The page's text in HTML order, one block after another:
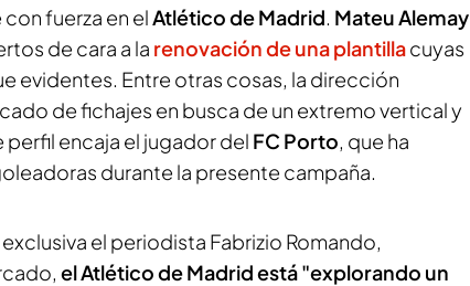
fuerza en elAtlético de Madrid. Mateu Alemay
de cara a la renovación de una plantillacuyas
evidentes. Entre otras cosas, la dirección
de fichajes en busca de un extremo vertical y
encaja el jugador del FC Porto, que ha
durante la presente campaña.
el periodista Fabrizio Romando,
el Atlético de Madrid está "explorando un